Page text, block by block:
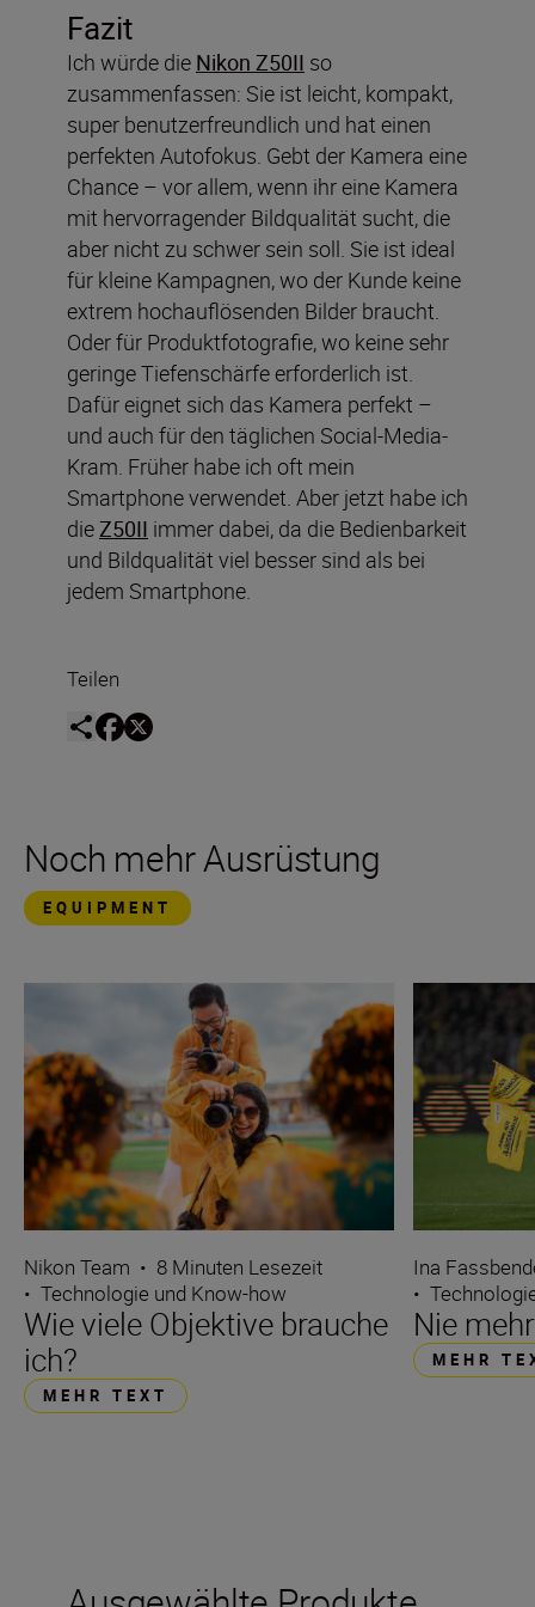
Fazit
Ich würde die Nikon Z50II so
zusammenfassen: Sie ist leicht, kompakt,
super benutzerfreundlich und hat einen
perfekten Autofokus. Gebt der Kamera eine
Chance – vor allem, wenn ihr eine Kamera
mit hervorragender Bildqualität sucht, die
aber nicht zu schwer sein soll. Sie ist ideal
für kleine Kampagnen, wo der Kunde keine
extrem hochauflösenden Bilder braucht.
Oder für Produktfotografie, wo keine sehr
geringe Tiefenschärfe erforderlich ist.
Dafür eignet sich das Kamera perfekt –
und auch für den täglichen Social-Media-
Kram. Früher habe ich oft mein
Smartphone verwendet. Aber jetzt habe ich
die Z50II immer dabei, da die Bedienbarkeit
und Bildqualität viel besser sind als bei
jedem Smartphone.
Teilen
Noch mehr Ausrüstung
EQUIPMENT
Nikon Team • 8 Minuten Lesezeit
• Technologie und Know-how
Wie viele Objektive brauche
ich?
MEHR TEXT
Ina
•
Nie
MEHR